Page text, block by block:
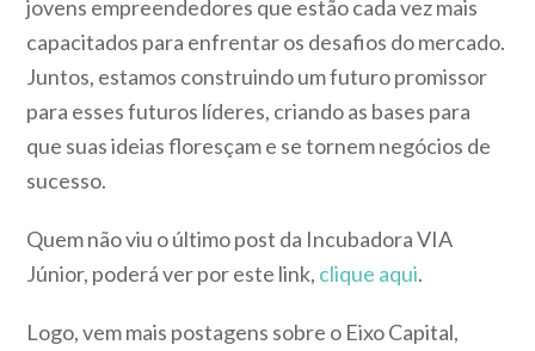
jovens empreendedores que estão cada vez mais
capacitados para enfrentar os desafios do mercado.
Juntos, estamos construindo um futuro promissor
para esses futuros líderes, criando as bases para
que suas ideias floresçam e se tornem negócios de
sucesso.
Quem não viu o último post da Incubadora VIA
Júnior, poderá ver por este link, clique aqui.
Logo, vem mais postagens sobre o Eixo Capital,